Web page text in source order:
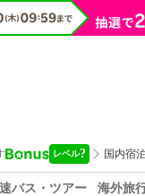
バス・ツアー
海外旅